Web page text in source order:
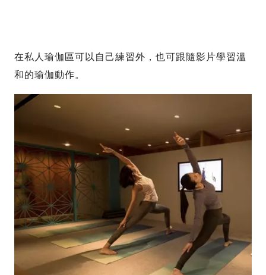
在私人瑜伽區可以自己練習外，也可跟隨影片學習溫
和的瑜伽動作。